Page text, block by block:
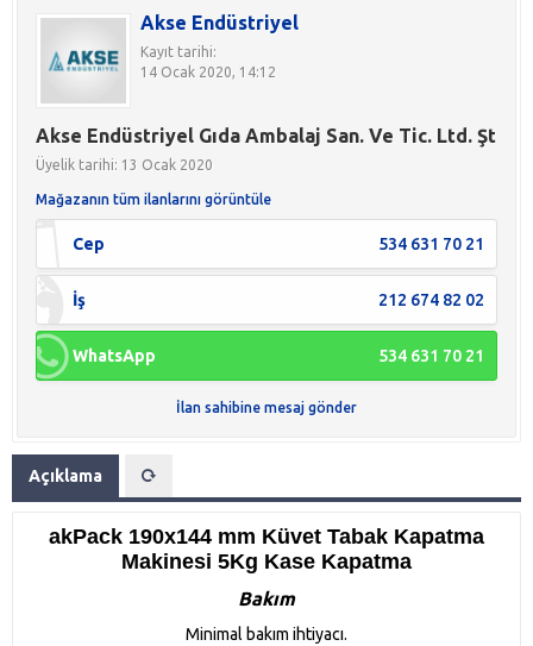
Akse Endüstriyel
Kayıt tarihi:
14 Ocak 2020, 14:12
Akse Endüstriyel Gıda Ambalaj San. Ve Tic. Ltd. Şt
Üyelik tarihi: 13 Ocak 2020
Mağazanın tüm ilanlarını görüntüle
Cep 534 631 70 21
İş 212 674 82 02
WhatsApp 534 631 70 21
İlan sahibine mesaj gönder
Açıklama
akPack 190x144 mm Küvet Tabak Kapatma
Makinesi 5Kg Kase Kapatma
Bakım
Minimal bakım ihtiyacı.